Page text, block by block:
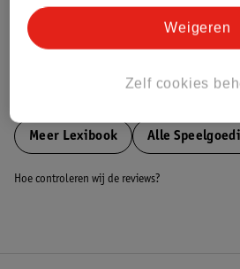
Bestel & Bezorginformatie
Meer Lexibook Alle
Hoe controleren wij de reviews?
Zelf cookies
Weigeren